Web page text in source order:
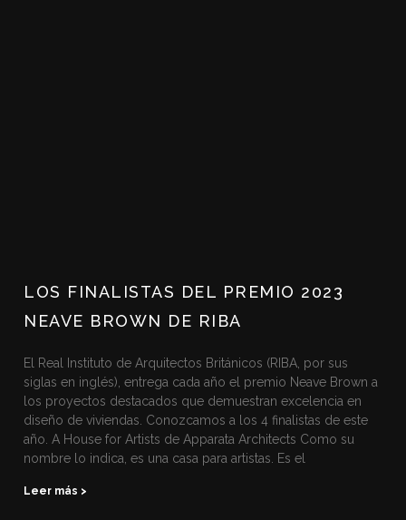
LOS FINALISTAS DEL PREMIO 2023
NEAVE BROWN DE RIBA
El Real Instituto de Arquitectos Británicos (RIBA, por sus
siglas en inglés), entrega cada año el premio Neave Brown a
los proyectos destacados que demuestran excelencia en
diseño de viviendas. Conozcamos a los 4 finalistas de este
año. A House for Artists de Apparata Architects Como su
nombre lo indica, es una casa para artistas. Es el
Leer más >